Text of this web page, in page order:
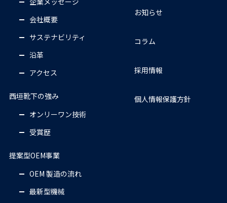
会社概要
サステナビリティ
沿革
アクセス
西垣靴下の強み
オンリーワン技術
受賞歴
提案型OEM事業
OEM 製造の流れ
最新型機械
お知らせ
コラム
採用情報
個人情報保護方針